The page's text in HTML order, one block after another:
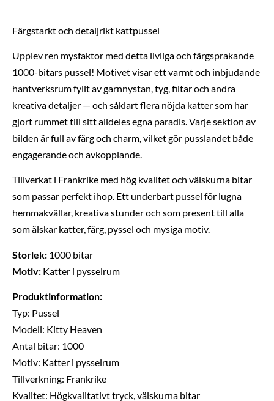
Färgstarkt och detaljrikt kattpussel
Upplev ren mysfaktor med detta livliga och färgsprakande
1000-bitars pussel! Motivet visar ett varmt och inbjudande
hantverksrum fyllt av garnnystan, tyg, filtar och andra
kreativa detaljer — och såklart flera nöjda katter som har
gjort rummet till sitt alldeles egna paradis. Varje sektion av
bilden är full av färg och charm, vilket gör pusslandet både
engagerande och avkopplande.
Tillverkat i Frankrike med hög kvalitet och välskurna bitar
som passar perfekt ihop. Ett underbart pussel för lugna
hemmakvällar, kreativa stunder och som present till alla
som älskar katter, färg, pyssel och mysiga motiv.
Storlek: 1000 bitar
Motiv: Katter i pysselrum
Produktinformation:
Typ: Pussel
Modell: Kitty Heaven
Antal bitar: 1000
Motiv: Katter i pysselrum
Tillverkning: Frankrike
Kvalitet: Högkvalitativt tryck, välskurna bitar